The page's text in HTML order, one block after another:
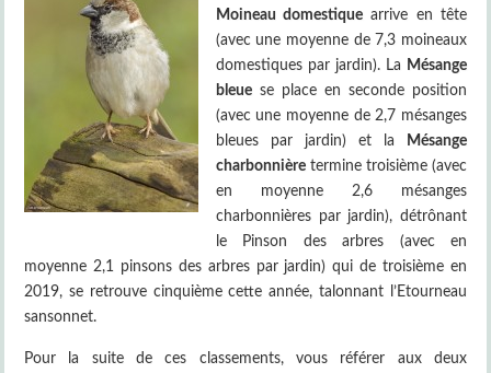
Moineau domestique arrive en tête
(avec une moyenne de 7,3 moineaux
domestiques par jardin). La Mésange
bleuese place en seconde position
(avec une moyenne de 2,7 mésanges
bleues par jardin) et la
Mésange
charbonnièretermine troisième (avec
en moyenne 2,6 mésanges
charbonnières par jardin), détrônant
le Pinson des arbres (avec en
moyenne 2,1 pinsons des arbres par jardin) qui de troisième en
2019, se retrouve cinquième cette année, talonnant l’Etourneau
sansonnet.
Pour la suite de ces classements, vous référer aux deux